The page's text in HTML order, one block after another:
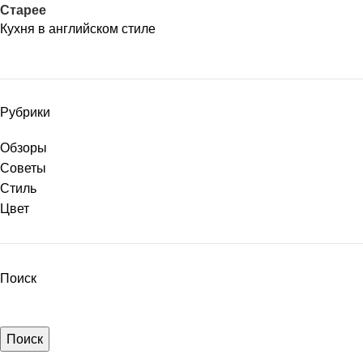
Старее
Кухня в английском стиле
Рубрики
Обзоры
Советы
Стиль
Цвет
Поиск
Поиск